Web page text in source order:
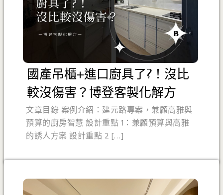
國產吊櫃+進口廚具了?！沒比
較沒傷害？博登客製化解方
文章目錄 案例介紹：建元路專案，兼顧高雅與
預算的廚房智慧 設計重點 1：兼顧預算與高雅
的誘人方案 設計重點 2 […]